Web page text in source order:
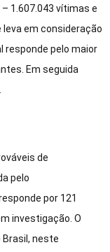
1.607.043 vítimas e
leva em consideração
responde pelo maior
Em seguida
de
pelo
por 121
investigação. O
neste